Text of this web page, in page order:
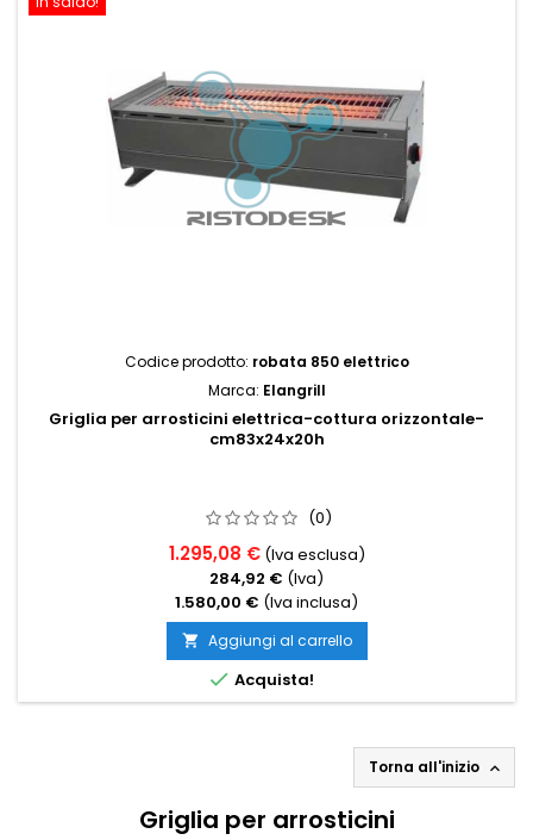
Codice prodotto: robata 850 elettrico
Marca: Elangrill
Griglia per arrosticini elettrica-cottura orizzontale-
cm83x24x20h
(0)
1.295,08 € (Iva esclusa)
284,92 € (Iva)
1.580,00 € (Iva inclusa)
 Aggiungi al carrello
 Acquista!
Torna all'inizio 
Griglia per arrosticini